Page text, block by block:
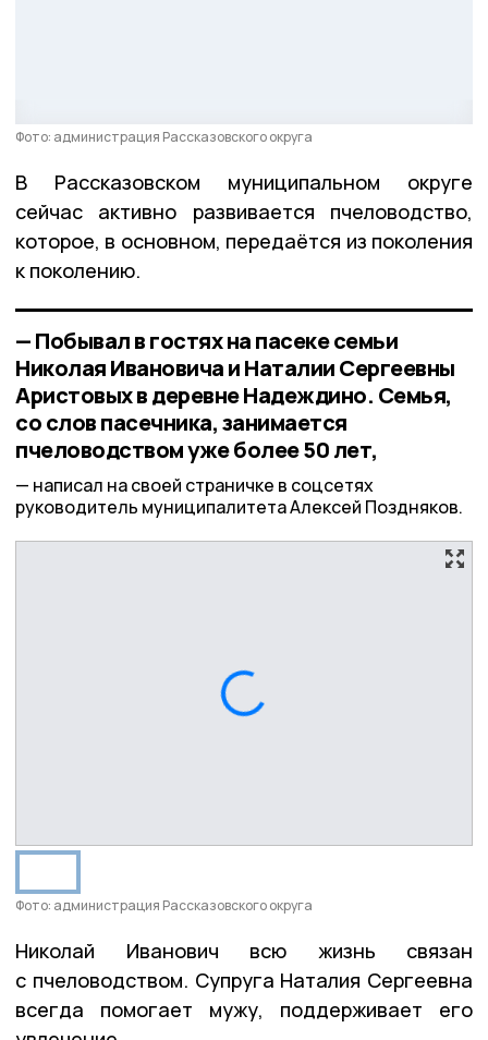
Фото: администрация Рассказовского округа
В Рассказовском муниципальном округе
сейчас активно развивается пчеловодство,
которое, в основном, передаётся из поколения
к поколению.
— Побывал в гостях на пасеке семьи
Николая Ивановича и Наталии Сергеевны
Аристовых в деревне Надеждино. Семья,
со слов пасечника, занимается
пчеловодством уже более 50 лет,
написал на своей страничке в соцсетях
руководитель муниципалитета Алексей Поздняков.
Фото: администрация Рассказовского округа
Николай Иванович всю жизнь связан
с пчеловодством. Супруга Наталия Сергеевна
всегда помогает мужу, поддерживает его